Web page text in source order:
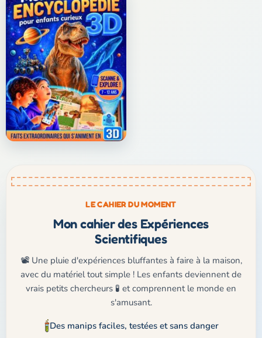
LE CAHIER DU MOMENT
Mon cahier des Expériences
Scientifiques
📽️ Une pluie d'expériences bluffantes à faire à la maison,
avec du matériel tout simple ! Les enfants deviennent de
vrais petits chercheurs 🧪 et comprennent le monde en
s'amusant.
Des manips faciles, testées et sans danger